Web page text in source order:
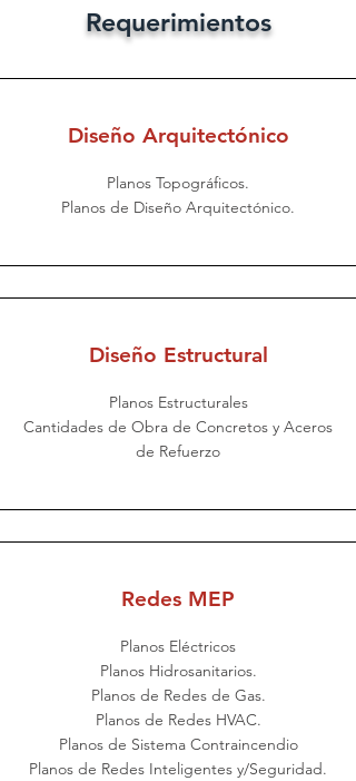
Requerimientos
Diseño Arquitectónico
Planos Topográficos.
Planos de Diseño Arquitectónico.
Diseño Estructural
Planos Estructurales
Cantidades de Obra de Concretos y Aceros
de Refuerzo
Redes MEP
Planos Eléctricos
Planos Hidrosanitarios.
Planos de Redes de Gas.
Planos de Redes HVAC.
Planos de Sistema Contraincendio
Planos de Redes Inteligentes y/Seguridad.